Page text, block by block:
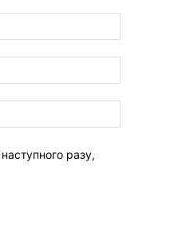
разу,